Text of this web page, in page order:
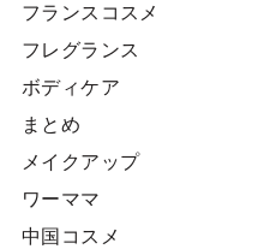
フランスコスメ
フレグランス
ボディケア
まとめ
メイクアップ
ワーママ
中国コスメ